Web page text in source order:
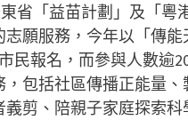
省「益苗計劃」及「
願服務，今年以「傳
民報名，而參與人數逾
包括社區傳播正能量
剪、陪親子家庭探索